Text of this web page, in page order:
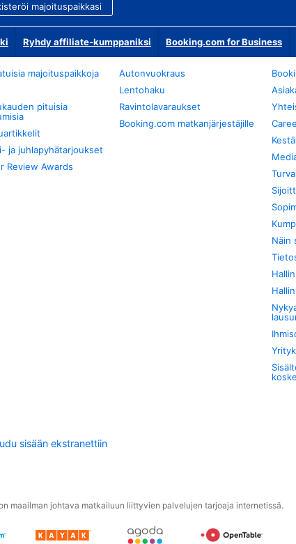
majoituspaikkasi
Ryhdy affiliate-kumppaniksi Booking.com for Business
majoituspaikkoja
pituisia
ja juhlapyhätarjoukset
Review Awards
Autonvuokraus
Lentohaku
Ravintolavaraukset
Booking.com matkanjärjestäjille
Näin
sisään ekstranettiin
maailman johtava matkailuun liittyvien palvelujen tarjoaja internetissä.